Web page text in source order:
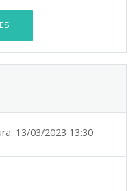
13/03/2023 13:30